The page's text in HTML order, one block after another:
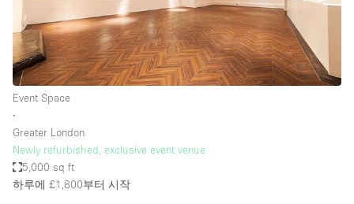
Event Space
∙
Greater London
Newly refurbished, exclusive event venue
5,000 sq ft
하루에 £1,800부터 시작